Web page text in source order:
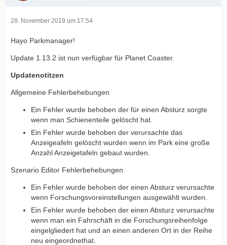
28. November 2019 um 17:54
Hayo Parkmanager!
Update 1.13.2 ist nun verfügbar für Planet Coaster.
Updatenotitzen
Allgemeine Fehlerbehebungen
Ein Fehler wurde behoben der für einen Absturz sorgte
wenn man Schienenteile gelöscht hat.
Ein Fehler wurde behoben der verursachte das
Anzeigeafeln gelöscht wurden wenn im Park eine große
Anzahl Anzeigetafeln gebaut wurden.
Szenario Editor Fehlerbehebungen
Ein Fehler wurde behoben der einen Absturz verursachte
wenn Forschungsvoreinstellungen ausgewählt wurden.
Ein Fehler wurde behoben der einen Absturz verursachte
wenn man ein Fahrschäft in die Forschungsreihenfolge
eingelgliedert hat und an einen anderen Ort in der Reihe
neu eingeordnethat.